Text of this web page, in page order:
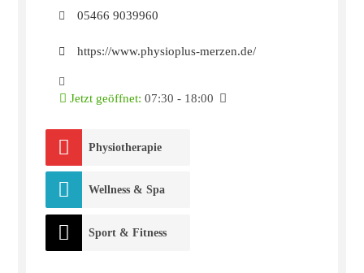
05466 9039960
https://www.physioplus-merzen.de/
Jetzt geöffnet: 07:30 - 18:00
Physiotherapie
Wellness & Spa
Sport & Fitness